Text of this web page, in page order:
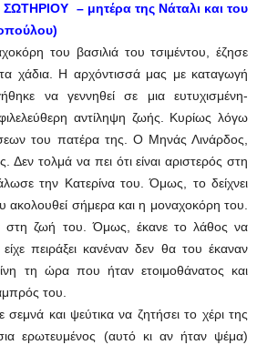
– μητέρα της Νάταλι και του
του βασιλιά του τσιμέντου, έζησε
χάδια. Η αρχόντισσά μας με καταγωγή
να γεννηθεί σε μια ευτυχισμένη-
αντίληψη ζωής. Κυρίως λόγω
του πατέρα της. Ο Μηνάς Λινάρδος,
Δεν τολμά να πει ότι είναι αριστερός στη
την Κατερίνα του. Όμως, το δείχνει
ακολουθεί σήμερα και η μοναχοκόρη του.
ζωή του. Όμως, έκανε το λάθος να
είχε πειράξει κανέναν δεν θα του έκαναν
τη ώρα που ήταν ετοιμοθάνατος και
του.
και ψεύτικα να ζητήσει το χέρι της
ερωτευμένος (αυτό κι αν ήταν ψέμα)